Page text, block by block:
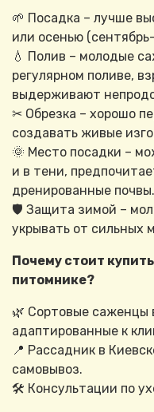
🌱 Посадка – лучше
или осенью
💧 Полив – молодые
регулярном поливе,
выдерживают
✂ Обрезка – хорошо
создавать живые
🌞 Место посадки –
и в тени,
дренированные почвы.
🛡 Защита зимой –
укрывать от сильных
Почему стоит
питомнике?
🌿 Сортовые саженцы
адаптированные к
📍 Рассадник в
самовывоз.
🛠 Консультации по